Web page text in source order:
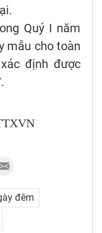
Quý I năm
mẫu cho toàn
định được
đêm